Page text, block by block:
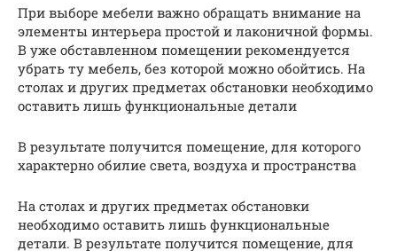
При выборе мебели важно обращать внимание на
элементы интерьера простой и лаконичной формы.
В уже обставленном помещении рекомендуется
убрать ту мебель, без которой можно обойтись. На
столах и других предметах обстановки необходимо
оставить лишь функциональные детали
В результате получится помещение, для которого
характерно обилие света, воздуха и пространства
На столах и других предметах обстановки
необходимо оставить лишь функциональные
детали. В результате получится помещение, для